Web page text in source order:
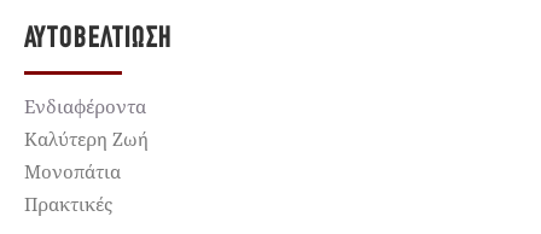
ΑΥΤΟΒΕΛΤΊΩΣΗ
Ενδιαφέροντα
Καλύτερη Ζωή
Μονοπάτια
Πρακτικές